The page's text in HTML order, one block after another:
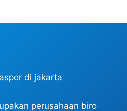
perusahaan biro